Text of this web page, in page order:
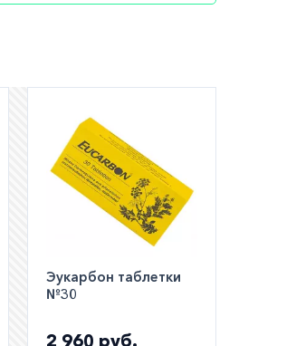
Эукарбон таблетки
№30
2 960 руб.